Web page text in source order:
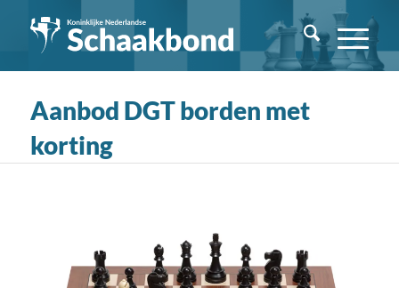
Aanbod DGT borden met
korting